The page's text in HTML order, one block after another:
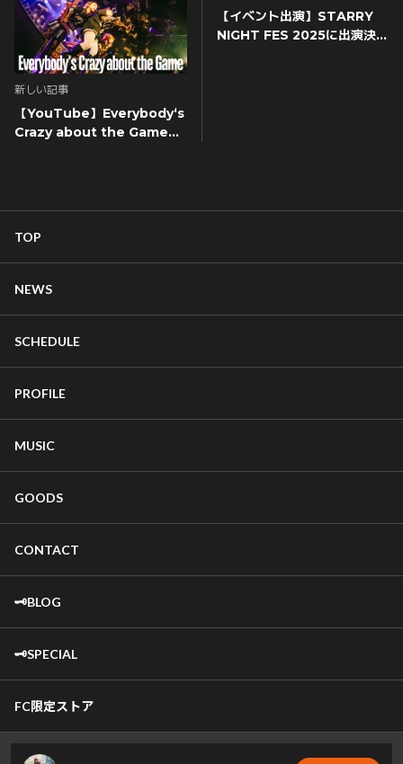
新しい記事
【YouTube】Everybody‘s
Crazy about the Game
【イベント出演】STARRY
NIGHT FES 2025に出演決
TOP
NEWS
SCHEDULE
PROFILE
MUSIC
GOODS
CONTACT
🗝️BLOG
🗝️SPECIAL
FC限定ストア